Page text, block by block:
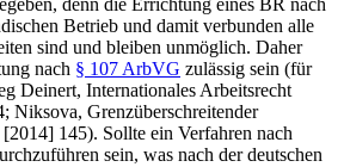
denn die Errichtung eines BR nach
Betrieb und damit verbunden alle
sind und bleiben unmöglich. Daher
nach § 107 ArbVG zulässig sein (für
Deinert, Internationales Arbeitsrecht
Niksova, Grenzüberschreitender
[2014] 145). Sollte ein Verfahren nach
sein, was nach der deutschen